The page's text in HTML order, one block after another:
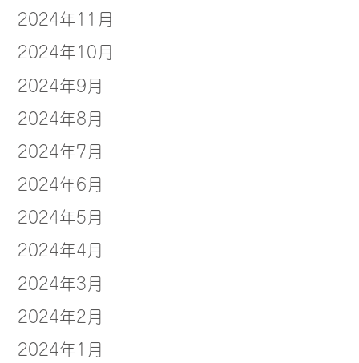
2024年11月
2024年10月
2024年9月
2024年8月
2024年7月
2024年6月
2024年5月
2024年4月
2024年3月
2024年2月
2024年1月